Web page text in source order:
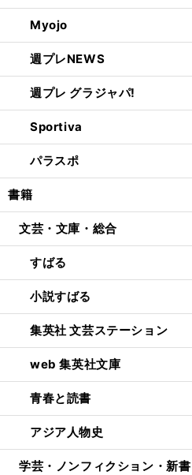
Myojo
週プレNEWS
週プレ グラジャパ!
Sportiva
パラスポ
書籍
文芸・文庫・総合
すばる
小説すばる
集英社 文芸ステーション
web 集英社文庫
青春と読書
アジア人物史
学芸・ノンフィクション・新書